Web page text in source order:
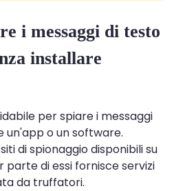
i messaggi di testo
installare
per spiare i messaggi
un'app o un software.
di spionaggio disponibili su
di essi fornisce servizi
da truffatori.